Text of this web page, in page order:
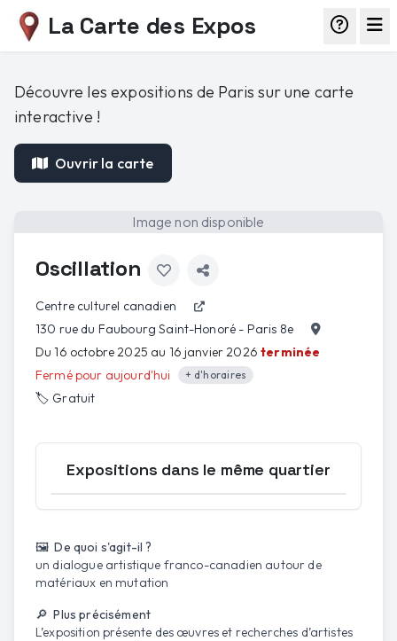
La Carte des Expos
Découvre les expositions de Paris sur une carte
interactive !
Ouvrir la carte
Image non disponible
Oscillation
Centre culturel canadien
130 rue du Faubourg Saint-Honoré - Paris 8e
Du 16 octobre 2025 au 16 janvier 2026terminée
Fermé pour aujourd'hui
+ d'horaires
🏷️ Gratuit
Expositions dans le même quartier
🖼️ De quoi s'agit-il ?
un dialogue artistique franco-canadien autour de
matériaux en mutation
🔎 Plus précisément
L’exposition présente des œuvres et recherches d’artistes